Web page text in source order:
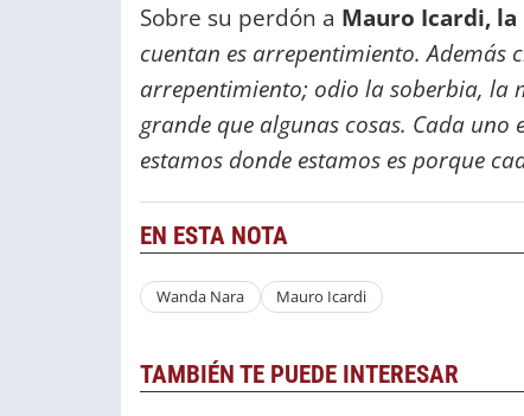
Sobre su perdón a Mauro Icardi,
cuentan es arrepentimiento. Además
arrepentimiento; odio la soberbia, la
grande que algunas cosas. Cada
estamos donde estamos es porque
EN ESTA NOTA
Wanda Nara Mauro Icardi
TAMBIÉN TE PUEDE INTERESAR